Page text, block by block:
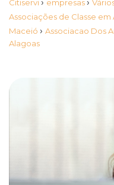
Citiservi › empresas ›
Associações de Classe em
Maceió › Associacao Dos
Alagoas